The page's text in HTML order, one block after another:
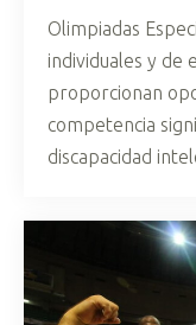
Olimpiadas
individuales y de
proporcionan
competencia
discapacidad